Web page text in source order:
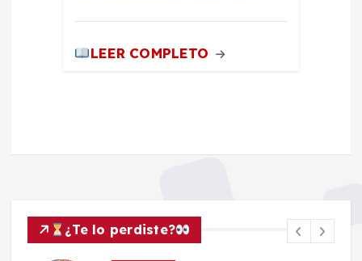
LEER COMPLETO
¿Te lo perdiste?